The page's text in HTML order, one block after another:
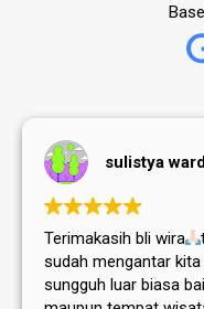
sulistya
Terimakasih bli wira
sudah mengantar kita
sungguh luar biasa